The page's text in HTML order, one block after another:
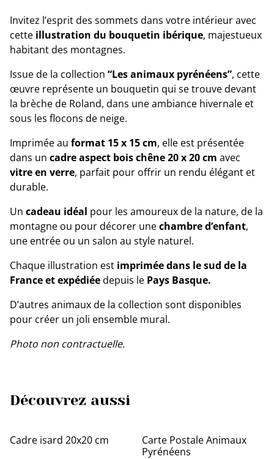
Invitez l’esprit des sommets dans votre intérieur avec
cette illustration du bouquetin ibérique, majestueux
habitant des montagnes.
Issue de la collection “Les animaux pyrénéens”, cette
œuvre représente un bouquetin qui se trouve devant
la brèche de Roland, dans une ambiance hivernale et
sous les flocons de neige.
Imprimée au format 15 x 15 cm, elle est présentée
dans un cadre aspect bois chêne 20 x 20 cm avec
vitre en verre, parfait pour offrir un rendu élégant et
durable.
Un cadeau idéal pour les amoureux de la nature, de la
montagne ou pour décorer unechambre d’enfant,
une entrée ou un salon au style naturel.
Chaque illustration est imprimée dans le sud de la
France et expédiéedepuis le Pays Basque.
D’autres animaux de la collection sont disponibles
pour créer un joli ensemble mural.
Photo non contractuelle.
Découvrez aussi
Cadre isard 20x20 cm
Carte Postale Animaux
Pyrénéens